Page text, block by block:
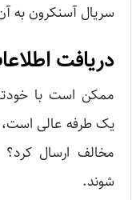
سریال آسنکرون به
دریافت
یک طرفه عالی است،
مخالف ارسال
شوند.